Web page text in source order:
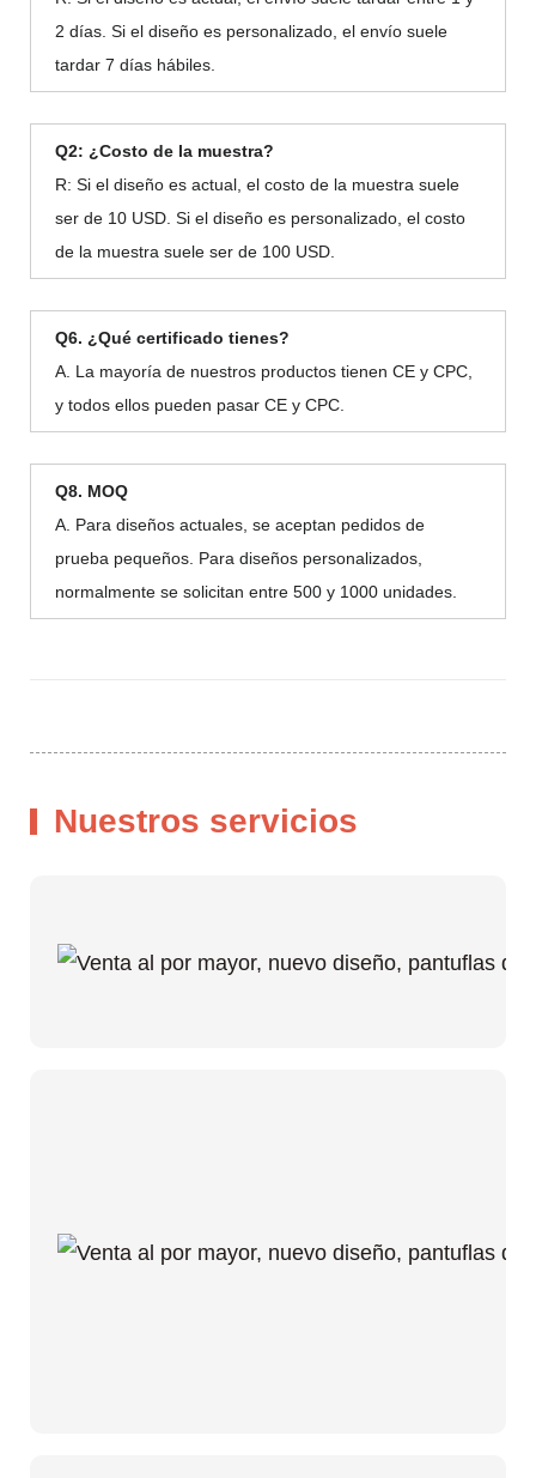
2 días. Si el diseño es personalizado, el envío suele
tardar 7 días hábiles.
Q2: ¿Costo de la muestra?
R: Si el diseño es actual, el costo de la muestra suele
ser de 10 USD. Si el diseño es personalizado, el costo
de la muestra suele ser de 100 USD.
Q6. ¿Qué certificado tienes?
A. La mayoría de nuestros productos tienen CE y CPC,
y todos ellos pueden pasar CE y CPC.
Q8. MOQ
A. Para diseños actuales, se aceptan pedidos de
prueba pequeños. Para diseños personalizados,
normalmente se solicitan entre 500 y 1000 unidades.
Nuestros servicios